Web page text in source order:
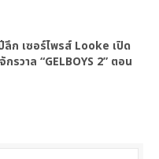
ก เซอร์ไพรส์ Looke เปิด
กรวาล “GELBOYS 2” ตอน